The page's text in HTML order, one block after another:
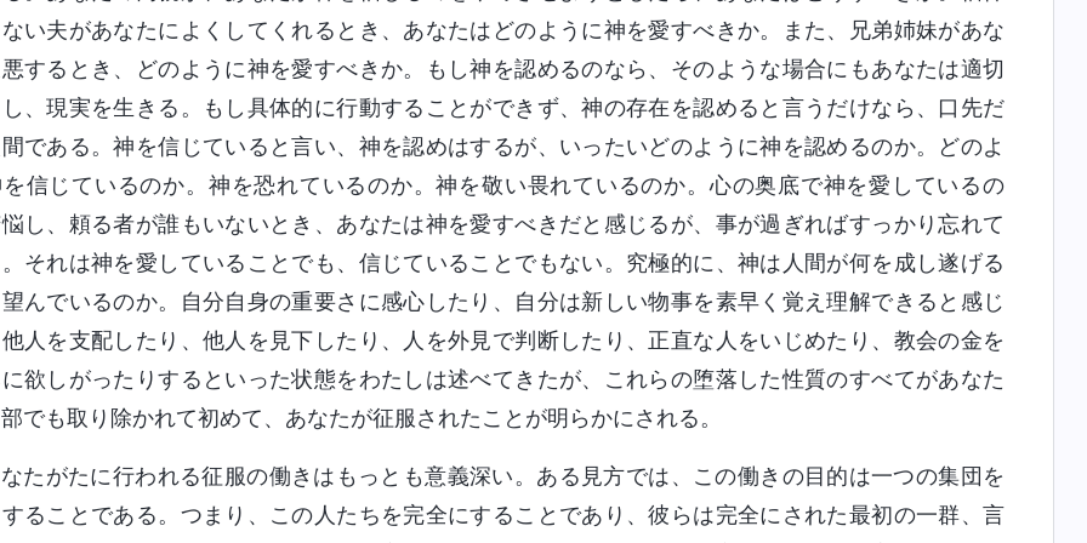
い夫があなたによくしてくれるとき、あなたはどのように神を愛すべきか。また、兄弟姉妹があな
するとき、どのように神を愛すべきか。もし神を認めるのなら、そのような場合にもあなたは適切
、現実を生きる。もし具体的に行動することができず、神の存在を認めると言うだけなら、口先だ
である。神を信じていると言い、神を認めはするが、いったいどのように神を認めるのか。どのよ
信じているのか。神を恐れているのか。神を敬い畏れているのか。心の奥底で神を愛しているの
し、頼る者が誰もいないとき、あなたは神を愛すべきだと感じるが、事が過ぎればすっかり忘れて
それは神を愛していることでも、信じていることでもない。究極的に、神は人間が何を成し遂げる
んでいるのか。自分自身の重要さに感心したり、自分は新しい物事を素早く覚え理解できると感じ
人を支配したり、他人を見下したり、人を外見で判断したり、正直な人をいじめたり、教会の金を
欲しがったりするといった状態をわたしは述べてきたが、これらの堕落した性質のすべてがあなた
でも取り除かれて初めて、あなたが征服されたことが明らかにされる。
たがたに行われる征服の働きはもっとも意義深い。ある見方では、この働きの目的は一つの集団を
ることである。つまり、この人たちを完全にすることであり、彼らは完全にされた最初の一群、言